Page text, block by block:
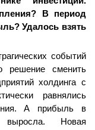
В период
Удалось взять
событий
решение сменить
холдинга с
равнялись
А прибыль в
выросла. Новая